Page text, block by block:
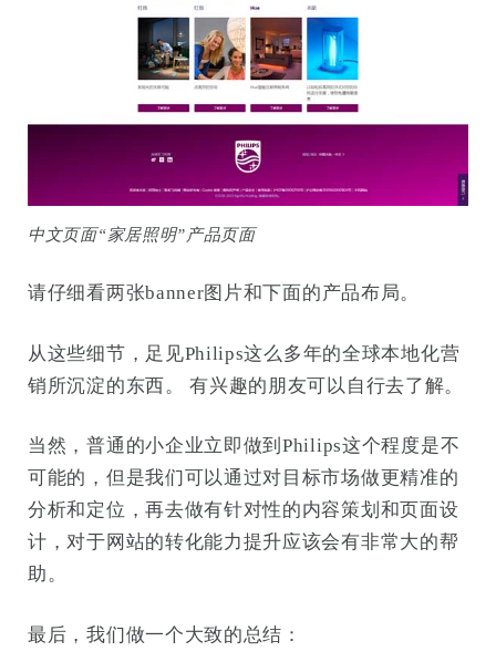
中文页面“家居照明”产品页面
请仔细看两张banner图片和下面的产品布局。
从这些细节，足见Philips这么多年的全球本地化营
销所沉淀的东西。 有兴趣的朋友可以自行去了解。
当然，普通的小企业立即做到Philips这个程度是不
可能的，但是我们可以通过对目标市场做更精准的
分析和定位，再去做有针对性的内容策划和页面设
计，对于网站的转化能力提升应该会有非常大的帮
助。
最后，我们做一个大致的总结：